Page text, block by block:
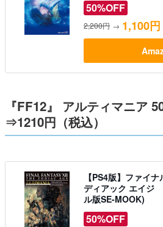
50%OFF
2,200円 → 1,100円
『FF12』 アルティマニア
⇒1210円（税込）
【PS4版】ファイ
ディアック エイジ
ル版SE-MOOK)
50%OFF